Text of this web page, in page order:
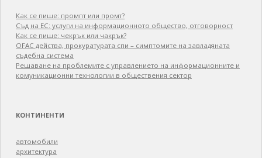
Как се пише: промпт или промт?
Съд на ЕС: услуги на информационното общество, отговорност
Как се пише: чекрък или чакрък?
OFAC действа, прокуратурата спи – симптомите на завладяната
съдебна система
Решаване на проблемите с управлението на информационните и
комуникационни технологии в обществения сектор
КОНТИНЕНТИ
автомобили
архитектура